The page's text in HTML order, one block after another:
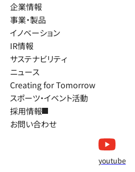
企業情報
事業・製品
イノベーション
IR情報
サステナビリティ
ニュース
Creating for Tomorrow
スポーツ・イベント活動
採用情報
お問い合わせ
youtube